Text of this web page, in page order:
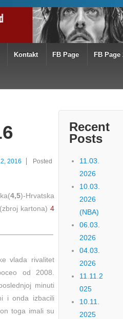
Kontakt FB Page FB Page
2016
Posted
4,5)-Hrvatska
(zbroj kartona) 4
vlada rivalitet
od 2008.
minuti
i onda izbacili
toga imali su
Recent
Posts
11.03.
2026
10.03.
2026
(NBA)
06.03.
2026
04.03.
2026
11.11.2
025
10.11.
2025